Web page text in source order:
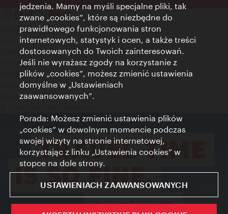
Kontakt
Credits
Zgoda na przetwarzanie danych osobowych
Terms of Use
Dostępność
Kontakt prasowy
Ustawienia cookies
jedzenia. Mamy na myśli specjalne pliki, tak
zwane „cookies”, które są niezbędne do
prawidłowego funkcjonowania stron
internetowych, statystyk i ocen, a także treści
dostosowanych do Twoich zainteresowań.
Jeśli nie wyrażasz zgody na korzystanie z
plików „cookies”, możesz zmienić ustawienia
domyślne w „Ustawieniach
zaawansowanych”.
Porada: Możesz zmienić ustawienia plików
„cookies” w dowolnym momencie podczas
swojej wizyty na stronie internetowej,
korzystając z linku „Ustawienia cookies” w
stopce na dole strony.
USTAWIENIACH ZAAWANSOWANYCH